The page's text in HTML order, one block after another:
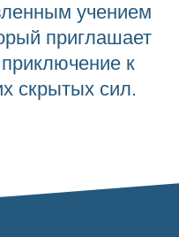
учением
приглашает
к
скрытых сил.